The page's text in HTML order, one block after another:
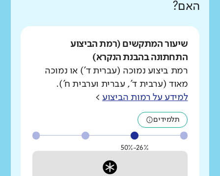
האם?
שיעור המתקשים (רמת הביצוע
התחתונה בהבנת הנקרא)
רמת ביצוע נמוכה (עברית ד') או נמוכה
מאוד (ערבית ד', עברית וערבית ח').
למידע על רמות הביצוע >
תלמידים
26%-50%